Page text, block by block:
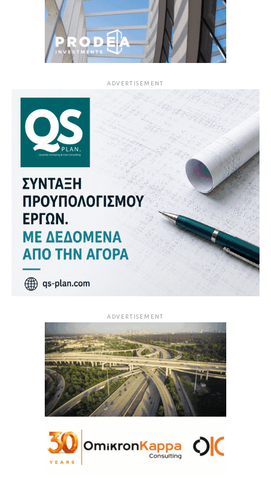
ADVERTISEMENT
ADVERTISEMENT